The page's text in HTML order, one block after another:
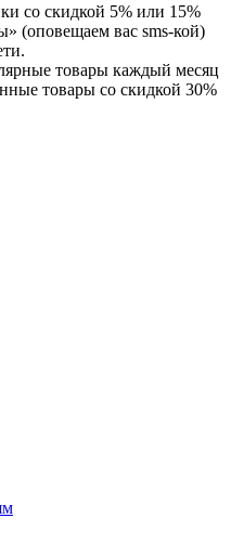
со скидкой 5% или 15%
(оповещаем вас sms-кой)
товары каждый месяц
товары со скидкой 30%